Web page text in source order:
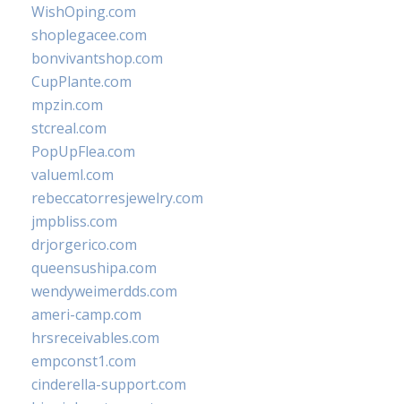
WishOping.com
shoplegacee.com
bonvivantshop.com
CupPlante.com
mpzin.com
stcreal.com
PopUpFlea.com
valueml.com
rebeccatorresjewelry.com
jmpbliss.com
drjorgerico.com
queensushipa.com
wendyweimerdds.com
ameri-camp.com
hrsreceivables.com
empconst1.com
cinderella-support.com